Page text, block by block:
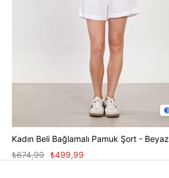
Kadın Beli Bağlamalı Pamuk Şort - Beyaz
₺499,99
₺674,99